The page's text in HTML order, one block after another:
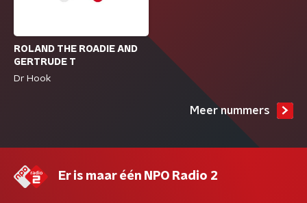
ROLAND THE ROADIE AND
GERTRUDE T
Dr Hook
Meer nummers
Er is maar één NPO Radio 2